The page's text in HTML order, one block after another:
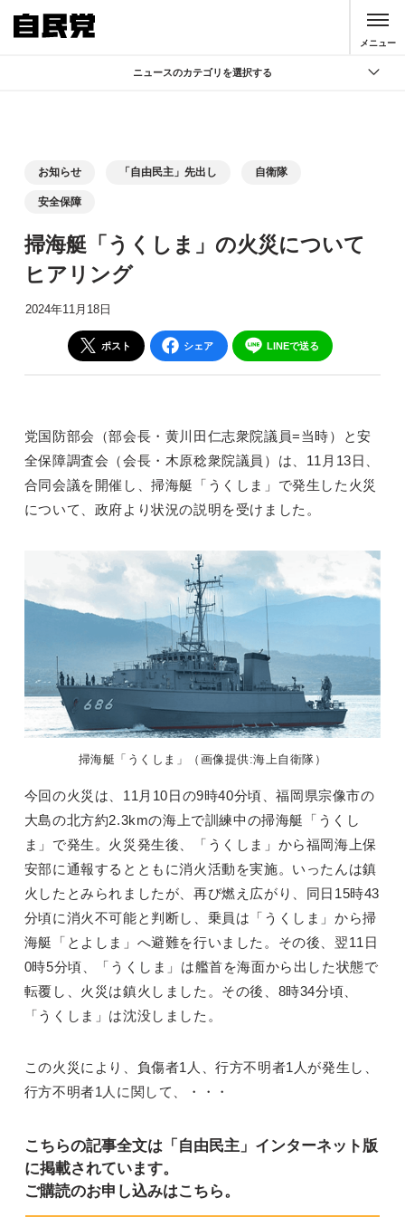
メニュー
ニュースのカテゴリを選択する
記者会見
お知らせ 「自由民主」先出し 自衛隊
安全保障
掃海艇「うくしま」の火災について
ヒアリング
2024年11月18日
ポスト シェア LINEで送る
党国防部会（部会長・黄川田仁志衆院議員=当時）と安
全保障調査会（会長・木原稔衆院議員）は、11月13日、
合同会議を開催し、掃海艇「うくしま」で発生した火災
について、政府より状況の説明を受けました。
掃海艇「うくしま」（画像提供:海上自衛隊）
今回の火災は、11月10日の9時40分頃、福岡県宗像市の
大島の北方約2.3kmの海上で訓練中の掃海艇「うくし
ま」で発生。火災発生後、「うくしま」から福岡海上保
安部に通報するとともに消火活動を実施。いったんは鎮
火したとみられましたが、再び燃え広がり、同日15時43
分頃に消火不可能と判断し、乗員は「うくしま」から掃
海艇「とよしま」へ避難を行いました。その後、翌11日
0時5分頃、「うくしま」は艦首を海面から出した状態で
転覆し、火災は鎮火しました。その後、8時34分頃、
「うくしま」は沈没しました。
この火災により、負傷者1人、行方不明者1人が発生し、
行方不明者1人に関して、・・・
こちらの記事全文は「自由民主」インターネット版
に掲載されています。
ご購読のお申し込みはこちら。